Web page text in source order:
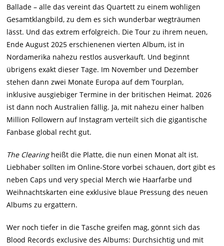
Ballade – alle das vereint das Quartett zu einem wohligen
Gesamtklangbild, zu dem es sich wunderbar wegträumen
lässt. Und das extrem erfolgreich. Die Tour zu ihrem neuen,
Ende August 2025 erschienenen vierten Album, ist in
Nordamerika nahezu restlos ausverkauft. Und beginnt
übrigens exakt dieser Tage. Im November und Dezember
stehen dann zwei Monate Europa auf dem Tourplan,
inklusive ausgiebiger Termine in der britischen Heimat. 2026
ist dann noch Australien fällig. Ja, mit nahezu einer halben
Million Followern auf Instagram verteilt sich die gigantische
Fanbase global recht gut.
The Clearingheißt die Platte, die nun einen Monat alt ist.
Liebhaber sollten im Online-Store vorbei schauen, dort gibt es
neben Caps und very special Merch wie Haarfarbe und
Weihnachtskarten eine exklusive blaue Pressung des neuen
Albums zu ergattern.
Wer noch tiefer in die Tasche greifen mag, gönnt sich das
Blood Records exclusive des Albums: Durchsichtig und mit